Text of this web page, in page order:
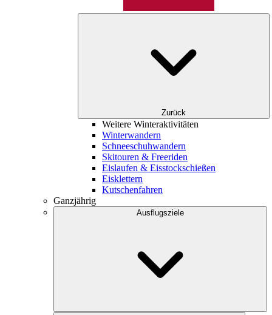
Zurück
Weitere Winteraktivitäten
Winterwandern
Schneeschuhwandern
Skitouren & Freeriden
Eislaufen & Eisstockschießen
Eisklettern
Kutschenfahren
Ganzjährig
Ausflugsziele